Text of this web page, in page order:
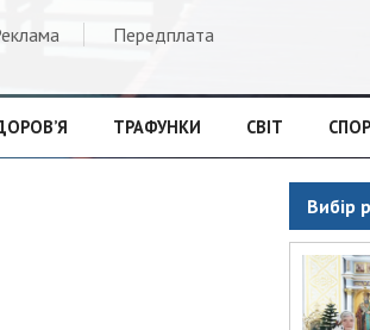
Передплата
ТРАФУНКИ СВІТ
Вибір